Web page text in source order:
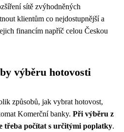
sítě zvýhodněných
klientům co nejdostupnější a
financím napříč celou Českou
výběru hotovosti
způsobů, jak vybrat hotovost,
Komerční banky. Při výběru z
třeba počítat s určitými poplatky.